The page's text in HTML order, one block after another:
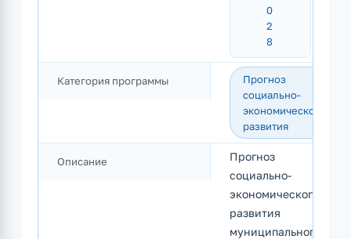
0
2
8
Категория программы
Прогноз
социально-
экономического
развития
Описание
Прогноз
социально-
экономического
развития
муниципального